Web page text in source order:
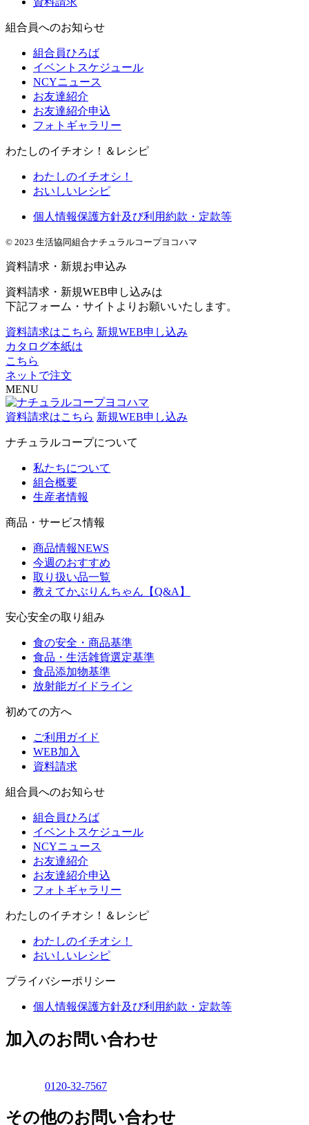
組合員へのお知らせ
組合員ひろば
イベントスケジュール
NCYニュース
お友達紹介
お友達紹介申込
フォトギャラリー
わたしのイチオシ！＆レシピ
わたしのイチオシ！
おいしいレシピ
個人情報保護方針及び利用約款・定款等
© 2023 生活協同組合ナチュラルコープヨコハマ
資料請求・新規お申込み
資料請求・新規WEB申し込みは
下記フォーム・サイトよりお願いいたします。
資料請求はこちら 新規WEB申し込み
カタログ本紙は
こちら
ネットで注文
MENU
資料請求はこちら 新規WEB申し込み
ナチュラルコープについて
私たちについて
組合概要
生産者情報
商品・サービス情報
商品情報NEWS
今週のおすすめ
取り扱い品一覧
教えてかぶりんちゃん【Q&A】
安心安全の取り組み
食の安全・商品基準
食品・生活雑貨選定基準
食品添加物基準
放射能ガイドライン
初めての方へ
ご利用ガイド
WEB加入
資料請求
組合員へのお知らせ
組合員ひろば
イベントスケジュール
NCYニュース
お友達紹介
お友達紹介申込
フォトギャラリー
わたしのイチオシ！＆レシピ
わたしのイチオシ！
おいしいレシピ
プライバシーポリシー
個人情報保護方針及び利用約款・定款等
加入のお問い合わせ
0120-32-7567
その他のお問い合わせ